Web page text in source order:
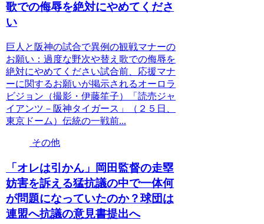
歌での侮辱を絶対にやめてくださ
い
巨人と阪神の試合で異例の観戦マナーの
お願い：過度な野次や替え歌での侮辱を
絶対にやめてください試合前、応援マナ
ーに関するお願いが掲示されるオーロラ
ビジョン（撮影・伊藤笙子）「読売ジャ
イアンツ－阪神タイガース」（２５日、
東京ドーム）伝統の一戦前...
その他
「オレは引かん」岡田監督の走塁
妨害を訴える猛抗議の中で一体何
が問題になっていたのか？球団は
連盟へ抗議の意見書提出へ